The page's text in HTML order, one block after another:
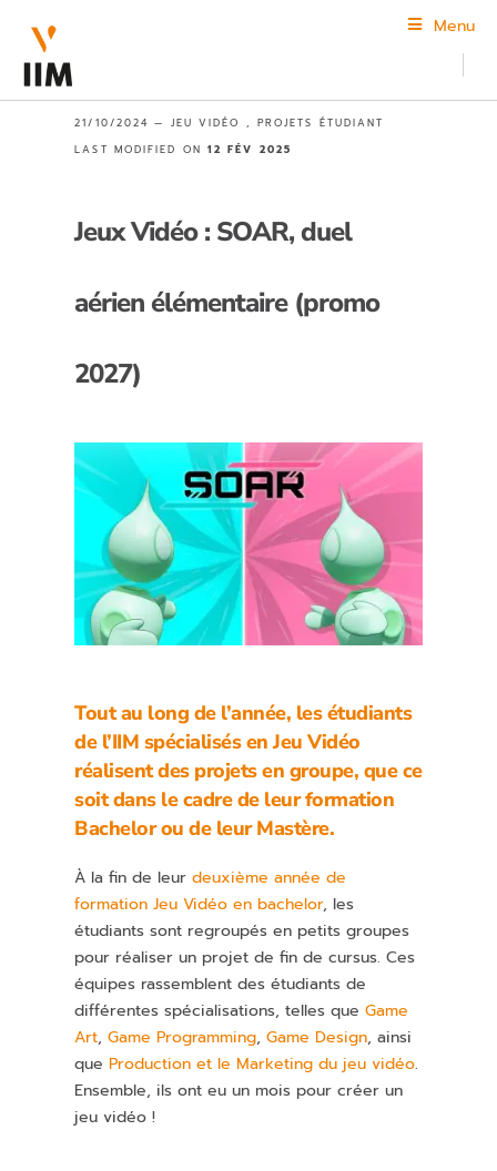
Menu
21/10/2024 — JEU VIDÉO , PROJETS ÉTUDIANT
LAST MODIFIED ON 12 FÉV 2025
Jeux Vidéo : SOAR, duel
aérien élémentaire (promo
2027)
Tout au long de l’année, les étudiants
de l’IIM spécialisés en Jeu Vidéo
réalisent des projets en groupe, que ce
soit dans le cadre de leur formation
Bachelor ou de leur Mastère.
À la fin de leurdeuxième année de
formation Jeu Vidéo en bachelor, les
étudiants sont regroupés en petits groupes
pour réaliser un projet de fin de cursus. Ces
équipes rassemblent des étudiants de
différentes spécialisations, telles queGame
Art,Game Programming,Game Design, ainsi
queProduction et le Marketing du jeu vidéo.
Ensemble, ils ont eu un mois pour créer un
jeu vidéo !